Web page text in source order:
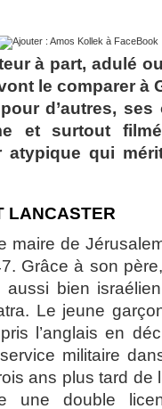
à part, adulé
le comparer à
d’autres,
et surtout
qui
LANCASTER
maire de
Grâce à son
bien
Le jeune
l’anglais en
militaire
ans plus tard de
une double